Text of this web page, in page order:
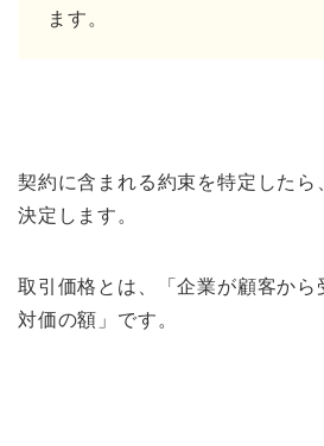
ます。
契約に含まれる約束を特定したら
決定します。
取引価格とは、「企業が顧客から
対価の額」です。